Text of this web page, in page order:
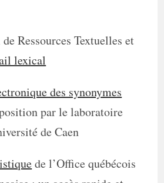
Ressources Textuelles et
lexical
des synonymes
par le laboratoire
de Caen
de l’Office québécois